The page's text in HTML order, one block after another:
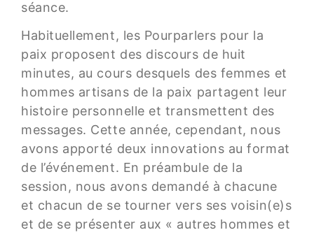
séance.
Habituellement, les Pourparlers pour la
paix proposent des discours de huit
minutes, au cours desquels des femmes et
hommes artisans de la paix partagent leur
histoire personnelle et transmettent des
messages. Cette année, cependant, nous
avons apporté deux innovations au format
de l’événement. En préambule de la
session, nous avons demandé à chacune
et chacun de se tourner vers ses voisin(e)s
et de se présenter aux « autres hommes et